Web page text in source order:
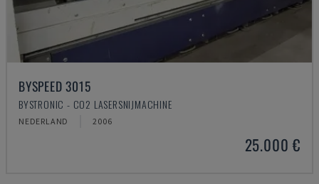
BYSPEED 3015
BYSTRONIC - CO2 LASERSNIJMACHINE
NEDERLAND 2006
25.000 €